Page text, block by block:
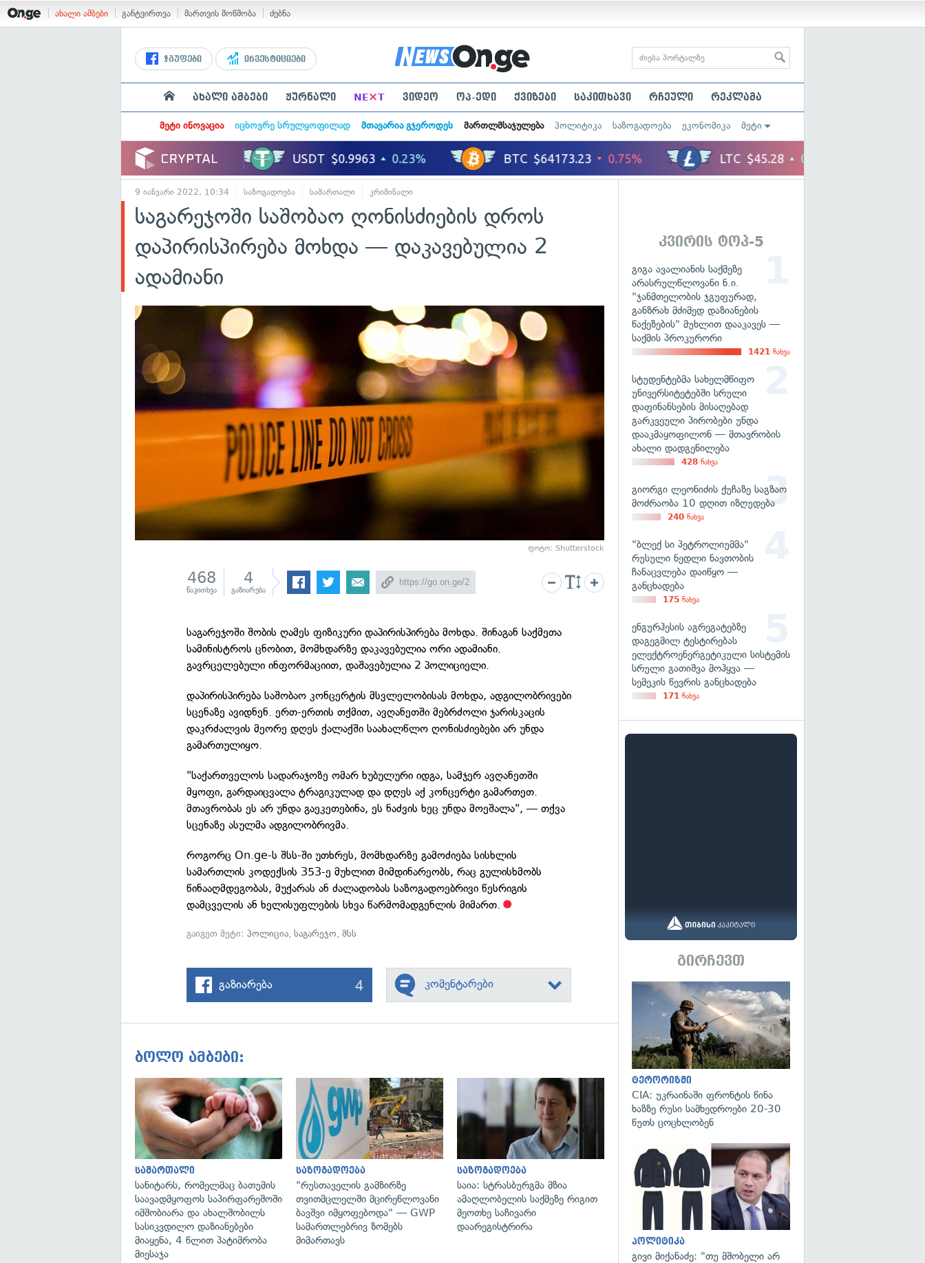
ახალი ამბები განტვირთვა მართვის მოწმობა ძებნა
ჯგუფები ინვესტიციები
ახალი ამბები ჟურნალი NE×T ვიდეო ოპ-ედი ქვიზები საკითხავი რჩეული რეკლამა
მეტი ინოვაცია იცხოვრე სრულყოფილად მთავარია გჯეროდეს მართლმსაჯულება პოლიტიკა საზოგადოება ეკონომიკა მეტი
9 იანვარი 2022, 10:34 საზოგადოება სამართალი კრიმინალი
საგარეჯოში საშობაო ღონისძიების დროს
დაპირისპირება მოხდა — დაკავებულია 2
ადამიანი
ფოტო: Shutterstock
468
წაკითხვა
4
გაზიარება
საგარეჯოში შობის ღამეს ფიზიკური დაპირისპირება მოხდა. შინაგან საქმეთა
სამინისტროს ცნობით, მომხდარზე დაკავებულია ორი ადამიანი.
გავრცელებული ინფორმაციით, დაშავებულია 2 პოლიციელი.
დაპირისპირება საშობაო კონცერტის მსვლელობისას მოხდა, ადგილობრივები
სცენაზე ავიდნენ. ერთ-ერთის თქმით, ავღანეთში მებრძოლი ჯარისკაცის
დაკრძალვის მეორე დღეს ქალაქში საახალწლო ღონისძიებები არ უნდა
გამართულიყო.
"საქართველოს სადარაჯოზე ომარ ხუბულური იდგა, სამჯერ ავღანეთში
მყოფი, გარდაიცვალა ტრაგიკულად და დღეს აქ კონცერტი გამართეთ.
მთავრობას ეს არ უნდა გაეკეთებინა, ეს ნაძვის ხეც უნდა მოეშალა", — თქვა
სცენაზე ასულმა ადგილობრივმა.
როგორც On.ge-ს შსს-ში უთხრეს, მომხდარზე გამოძიება სისხლის
სამართლის კოდექსის 353-ე მუხლით მიმდინარეობს, რაც გულისხმობს
წინააღმდეგობას, მუქარას ან ძალადობას საზოგადოებრივი წესრიგის
დამცველის ან ხელისუფლების სხვა წარმომადგენლის მიმართ.
გაიგეთ მეტი:პოლიცია,საგარეჯო,შსს
გაზიარება 4 კომენტარები
ბოლო ამბები:
გადახედვა
სამართალი
სანიტარს, რომელმაც ბათუმის
საავადმყოფოს საპირფარეშოში
იმშობიარა და ახალშობილს
სასიკვდილო დაზიანებები
მიაყენა, 4 წლით პატიმრობა
მიესაჯა
გადახედვა
საზოგადოება
"რუსთაველის გამზირზე
თვითმცლელში მცირეწლოვანი
ბავშვი იმყოფებოდა" — GWP
სამართლებრივ ზომებს
მიმართავს
გადახედვა
საზოგადოება
საია: სტრასბურგმა მზია
ამაღლობელის საქმეზე რიგით
მეოთხე საჩივარი
დაარეგისტრირა
კვირის ტოპ-5
გიგა ავალიანის საქმეზე
არასრულწლოვანი ნ.ი.
"ჯანმთელობის ჯგუფურად,
განზრახ მძიმედ დაზიანების
წაქეზების" მუხლით დააკავეს —
საქმის პროკურორი
1421 ნახვა
სტუდენტებმა სახელმწიფო
უნივერსიტეტებში სრული
დაფინანსების მისაღებად
გარკვეული პირობები უნდა
დააკმაყოფილონ — მთავრობის
ახალი დადგენილება
428 ნახვა
გიორგი ლეონიძის ქუჩაზე საგზაო
მოძრაობა 10 დღით იზღუდება
240 ნახვა
"ბლექ სი პეტროლიუმმა"
რუსული ნედლი ნავთობის
ჩანაცვლება დაიწყო —
განცხადება
175 ნახვა
ენგურჰესის აგრეგატებზე
დაგეგმილ ტესტირებას
ელექტროენერგეტიკული სისტემის
სრული გათიშვა მოჰყვა —
სემეკის წევრის განცხადება
171 ნახვა
გირჩევთ
ტერორიზმი
CIA: უკრაინაში ფრონტის წინა
ხაზზე რუსი სამხედროები 20-30
წუთს ცოცხლობენ
პოლიტიკა
გივი მიქანაძე: "თუ მშობელი არ